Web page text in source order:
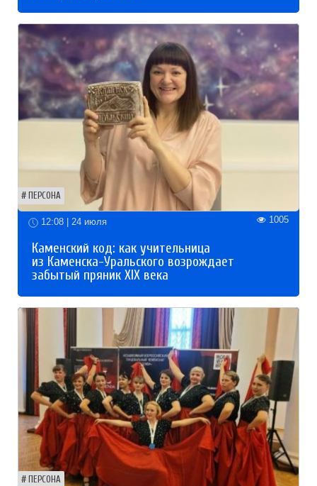
ПЕРСОНА
12:08 | 24 июля 1005
Каменский код: как учительница
из Каменска-Уральского возрождает
забытый пряник XIX века
ПЕРСОНА